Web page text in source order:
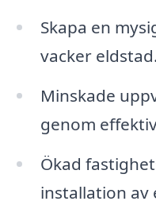
Skapa en
vacker eldstad.
Minskade
genom
Ökad
installation av